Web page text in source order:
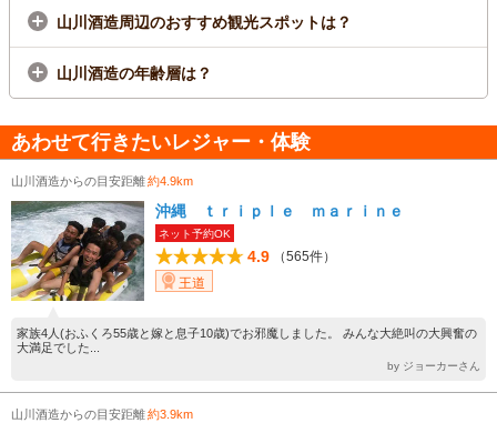
山川酒造周辺のおすすめ観光スポットは？
山川酒造の年齢層は？
あわせて行きたいレジャー・体験
山川酒造からの目安距離約4.9km
沖縄 ｔｒｉｐｌｅ ｍａｒｉｎｅ
ネット予約OK
4.9
（565件）
王道
家族4人(おふくろ55歳と嫁と息子10歳)でお邪魔しました。 みんな大絶叫の大興奮の
大満足でした...
by ジョーカーさん
山川酒造からの目安距離約3.9km